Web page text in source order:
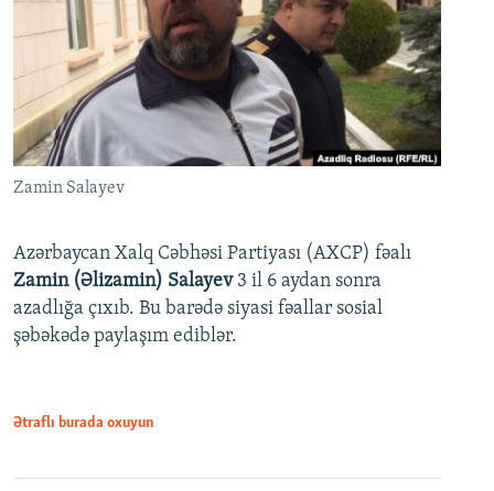
Zamin Salayev
Azərbaycan Xalq Cəbhəsi Partiyası (AXCP) fəalı
Zamin (Əlizamin) Salayev 3 il 6 aydan sonra
azadlığa çıxıb. Bu barədə siyasi fəallar sosial
şəbəkədə paylaşım ediblər.
Ətraflı burada oxuyun